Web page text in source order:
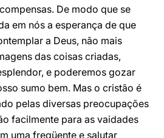
De modo que se
em nós a esperança de que
a Deus, não mais
das coisas criadas,
e poderemos gozar
sumo bem. Mas o cristão é
pelas diversas preocupações
facilmente para as vaidades
uma freqüente e salutar